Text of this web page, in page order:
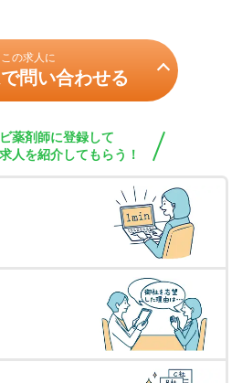
この求人に
問い合わせる
薬剤師に登録して
人を紹介してもらう！